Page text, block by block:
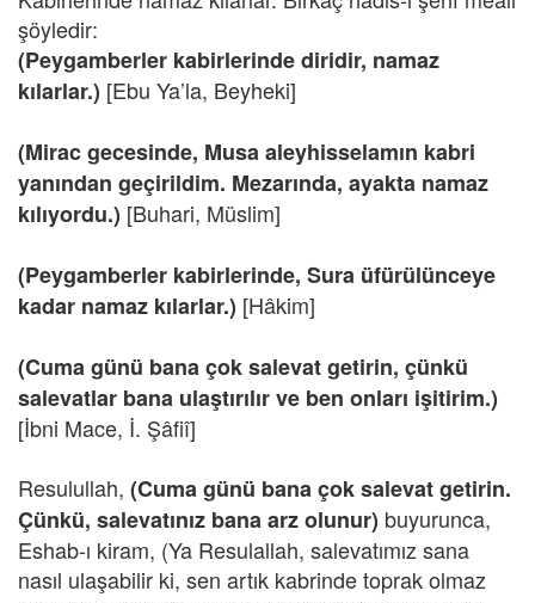
şöyledir:
(Peygamberler kabirlerinde diridir, namaz
kılarlar.) [Ebu Ya’la, Beyheki]
(Mirac gecesinde, Musa aleyhisselamın kabri
yanından geçirildim. Mezarında, ayakta namaz
kılıyordu.) [Buhari, Müslim]
(Peygamberler kabirlerinde, Sura üfürülünceye
kadar namaz kılarlar.) [Hâkim]
(Cuma günü bana çok salevat getirin, çünkü
salevatlar bana ulaştırılır ve ben onları işitirim.)
[İbni Mace, İ. Şâfiî]
Resulullah, (Cuma günü bana çok salevat getirin.
Çünkü, salevatınız bana arz olunur) buyurunca,
Eshab-ı kiram, (Ya Resulallah, salevatımız sana
nasıl ulaşabilir ki, sen artık kabrinde toprak olmaz